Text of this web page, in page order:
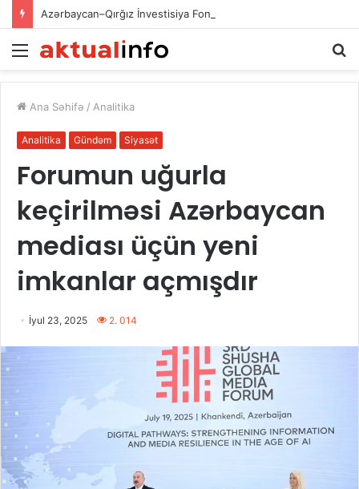
Menu
Ana Səhifə / Analitika
Analitika Gündəm Siyasət
Forumun uğurla
keçirilməsi Azərbaycan
mediası üçün yeni
imkanlar açmışdır
İyul 23, 2025 2. 014